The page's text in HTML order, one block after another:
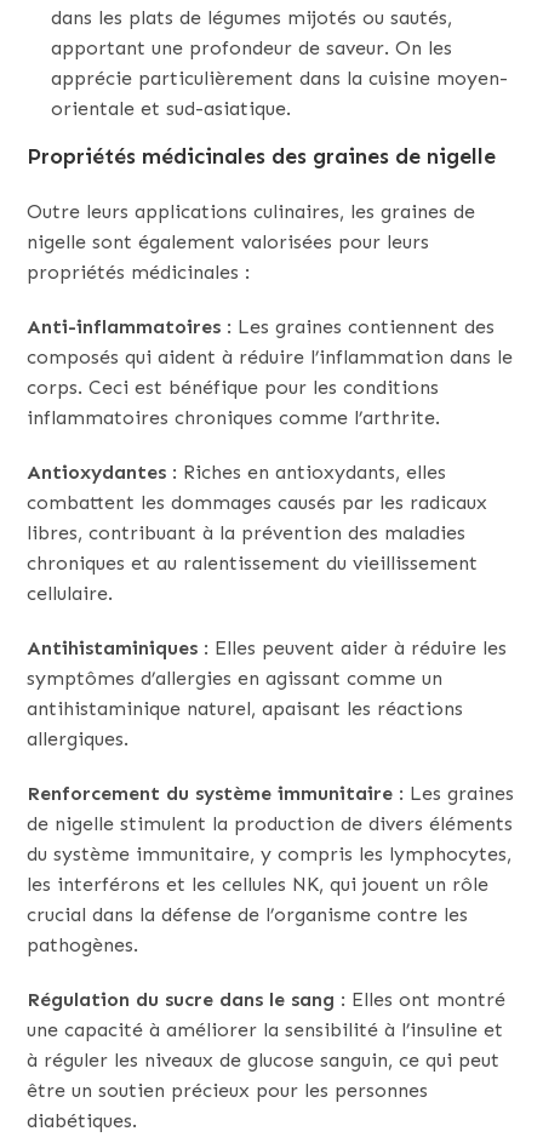
dans les plats de légumes mijotés ou sautés,
apportant une profondeur de saveur. On les
apprécie particulièrement dans la cuisine moyen-
orientale et sud-asiatique.
Propriétés médicinales des graines de nigelle
Outre leurs applications culinaires, les graines de
nigelle sont également valorisées pour leurs
propriétés médicinales :
Anti-inflammatoires : Les graines contiennent des
composés qui aident à réduire l’inflammation dans le
corps. Ceci est bénéfique pour les conditions
inflammatoires chroniques comme l’arthrite.
Antioxydantes : Riches en antioxydants, elles
combattent les dommages causés par les radicaux
libres, contribuant à la prévention des maladies
chroniques et au ralentissement du vieillissement
cellulaire.
Antihistaminiques : Elles peuvent aider à réduire les
symptômes d’allergies en agissant comme un
antihistaminique naturel, apaisant les réactions
allergiques.
Renforcement du système immunitaire : Les graines
de nigelle stimulent la production de divers éléments
du système immunitaire, y compris les lymphocytes,
les interférons et les cellules NK, qui jouent un rôle
crucial dans la défense de l’organisme contre les
pathogènes.
Régulation du sucre dans le sang : Elles ont montré
une capacité à améliorer la sensibilité à l’insuline et
à réguler les niveaux de glucose sanguin, ce qui peut
être un soutien précieux pour les personnes
diabétiques.